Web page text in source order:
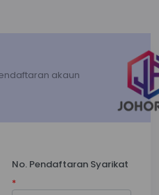
akaun
No. Pendaftaran Syarikat
*